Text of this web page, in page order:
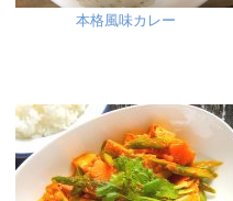
本格風味カレー